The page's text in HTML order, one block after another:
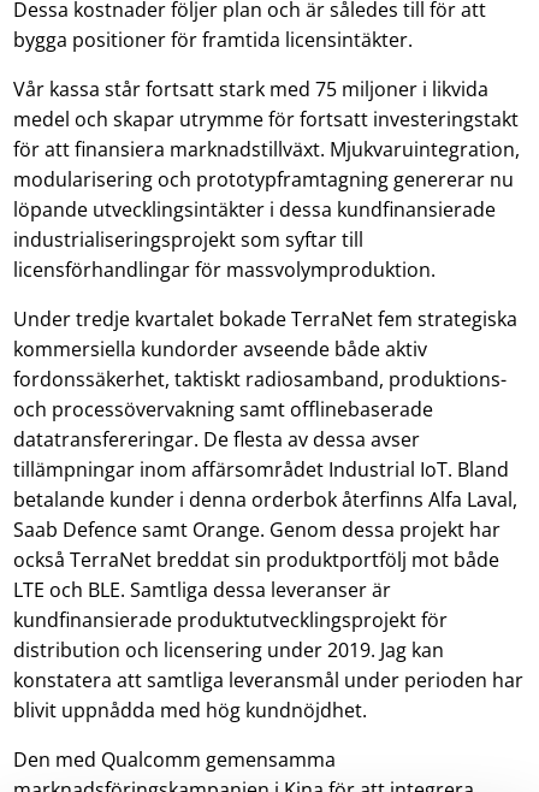
Dessa kostnader följer plan och är således till för att
bygga positioner för framtida licensintäkter.
Vår kassa står fortsatt stark med 75 miljoner i likvida
medel och skapar utrymme för fortsatt investeringstakt
för att finansiera marknadstillväxt. Mjukvaruintegration,
modularisering och prototypframtagning genererar nu
löpande utvecklingsintäkter i dessa kundfinansierade
industrialiseringsprojekt som syftar till
licensförhandlingar för massvolymproduktion.
Under tredje kvartalet bokade TerraNet fem strategiska
kommersiella kundorder avseende både aktiv
fordonssäkerhet, taktiskt radiosamband, produktions-
och processövervakning samt offlinebaserade
datatransfereringar. De flesta av dessa avser
tillämpningar inom affärsområdet Industrial IoT. Bland
betalande kunder i denna orderbok återfinns Alfa Laval,
Saab Defence samt Orange. Genom dessa projekt har
också TerraNet breddat sin produktportfölj mot både
LTE och BLE. Samtliga dessa leveranser är
kundfinansierade produktutvecklingsprojekt för
distribution och licensering under 2019. Jag kan
konstatera att samtliga leveransmål under perioden har
blivit uppnådda med hög kundnöjdhet.
Den med Qualcomm gemensamma